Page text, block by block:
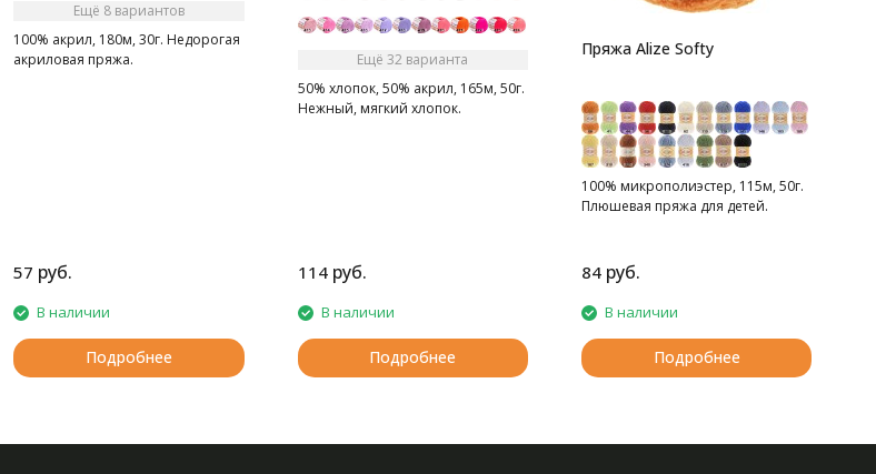
Ещё 8 вариантов
100% акрил, 180м, 30г. Недорогая
акриловая пряжа.
57 руб.
В наличии
Подробнее
Ещё 32 варианта
50% хлопок, 50% акрил, 165м, 50г.
Нежный, мягкий хлопок.
114 руб.
В наличии
Подробнее
Пряжа Alize Softy
100% микрополиэстер, 115м, 50г.
Плюшевая пряжа для детей.
84 руб.
В наличии
Подробнее